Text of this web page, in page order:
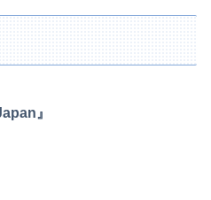
』